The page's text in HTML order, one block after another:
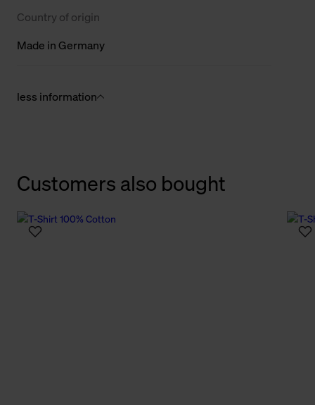
Country of origin
Made in Germany
less information
Customers also bought